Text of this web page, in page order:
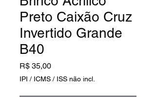
Preto Caixão Cruz
Invertido Grande
B40
R$ 35,00Preço
IPI / ICMS / ISS não incl.